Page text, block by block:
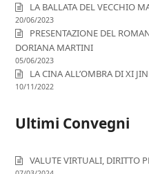
LA BALLATA DEL VECCHIO
20/06/2023
PRESENTAZIONE DEL
DORIANA MARTINI
05/06/2023
LA CINA ALL’OMBRA DI XI
10/11/2022
Ultimi Convegni
VALUTE VIRTUALI, DIRITTO